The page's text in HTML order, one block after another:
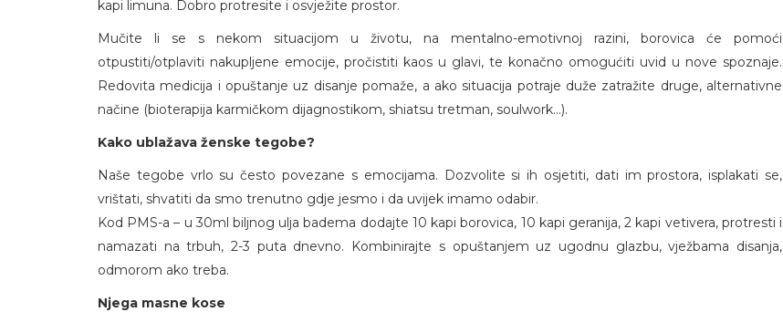
kapi limuna. Dobro protresite i osvježite prostor.
Mučite li se s nekom situacijom u životu, na mentalno-emotivnoj razini, borovica će pomoći
otpustiti/otplaviti nakupljene emocije, pročistiti kaos u glavi, te konačno omogućiti uvid u nove spoznaje.
Redovita medicija i opuštanje uz disanje pomaže, a ako situacija potraje duže zatražite druge, alternativne
načine (bioterapija karmičkom dijagnostikom, shiatsu tretman, soulwork...).
Kako ublažava ženske tegobe?
Naše tegobe vrlo su često povezane s emocijama. Dozvolite si ih osjetiti, dati im prostora, isplakati se,
vrištati, shvatiti da smo trenutno gdje jesmo i da uvijek imamo odabir.
Kod PMS-a – u 30ml biljnog ulja badema dodajte 10 kapi borovica, 10 kapi geranija, 2 kapi vetivera, protresti i
namazati na trbuh, 2-3 puta dnevno. Kombinirajte s opuštanjem uz ugodnu glazbu, vježbama disanja,
odmorom ako treba.
Njega masne kose